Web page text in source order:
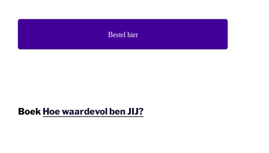
Bestel hier
Boek Hoe waardevol ben JIJ?